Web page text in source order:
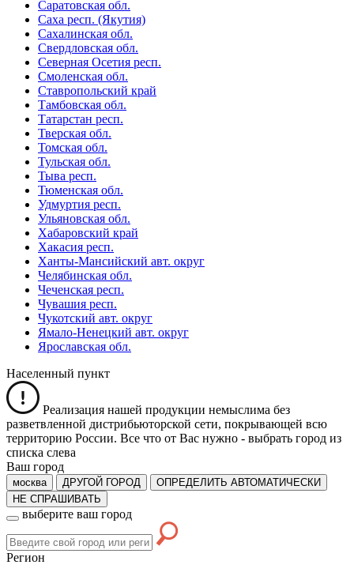
Саратовская обл.
Саха респ. (Якутия)
Сахалинская обл.
Свердловская обл.
Северная Осетия респ.
Смоленская обл.
Ставропольский край
Тамбовская обл.
Татарстан респ.
Тверская обл.
Томская обл.
Тульская обл.
Тыва респ.
Тюменская обл.
Удмуртия респ.
Ульяновская обл.
Хабаровский край
Хакасия респ.
Ханты-Мансийский авт. округ
Челябинская обл.
Чеченская респ.
Чувашия респ.
Чукотский авт. округ
Ямало-Ненецкий авт. округ
Ярославская обл.
Населенный пункт
Реализация нашей продукции немыслима без
разветвленной дистрибьюторской сети, покрывающей всю
территорию России. Все что от Вас нужно - выбрать город из
списка слева
Ваш город
москва ДРУГОЙ ГОРОД
ОПРЕДЕЛИТЬ АВТОМАТИЧЕСКИ
НЕ СПРАШИВАТЬ
выберите ваш город
Регион